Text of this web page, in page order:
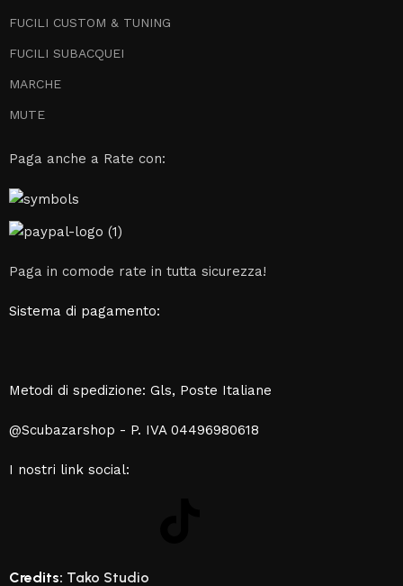
FUCILI CUSTOM & TUNING
FUCILI SUBACQUEI
MARCHE
MUTE
Paga anche a Rate con:
Paga in comode rate in tutta sicurezza!
Sistema di pagamento:
Metodi di spedizione: Gls, Poste Italiane
@Scubazarshop - P. IVA 04496980618
I nostri link social:
Credits: Tako Studio